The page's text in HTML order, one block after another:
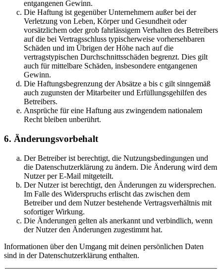
entgangenen Gewinn.
Die Haftung ist gegenüber Unternehmern außer bei der
Verletzung von Leben, Körper und Gesundheit oder
vorsätzlichem oder grob fahrlässigem Verhalten des Betreibers
auf die bei Vertragsschluss typischerweise vorhersehbaren
Schäden und im Übrigen der Höhe nach auf die
vertragstypischen Durchschnittsschäden begrenzt. Dies gilt
auch für mittelbare Schäden, insbesondere entgangenen
Gewinn.
Die Haftungsbegrenzung der Absätze a bis c gilt sinngemäß
auch zugunsten der Mitarbeiter und Erfüllungsgehilfen des
Betreibers.
Ansprüche für eine Haftung aus zwingendem nationalem
Recht bleiben unberührt.
6. Änderungsvorbehalt
Der Betreiber ist berechtigt, die Nutzungsbedingungen und
die Datenschutzerklärung zu ändern. Die Änderung wird dem
Nutzer per E-Mail mitgeteilt.
Der Nutzer ist berechtigt, den Änderungen zu widersprechen.
Im Falle des Widerspruchs erlischt das zwischen dem
Betreiber und dem Nutzer bestehende Vertragsverhältnis mit
sofortiger Wirkung.
Die Änderungen gelten als anerkannt und verbindlich, wenn
der Nutzer den Änderungen zugestimmt hat.
Informationen über den Umgang mit deinen persönlichen Daten
sind in der Datenschutzerklärung enthalten.